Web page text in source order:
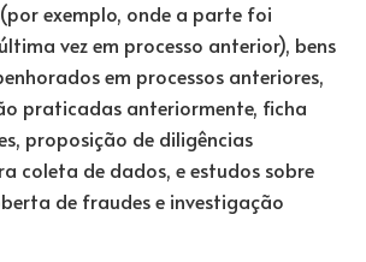
exemplo, onde a parte foi
vez em processo anterior), bens
em processos anteriores,
praticadas anteriormente, ficha
proposição de diligências
coleta de dados, e estudos sobre
de fraudes e investigação